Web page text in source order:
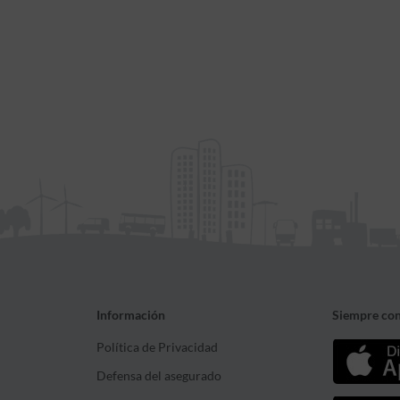
Información
Política de Privacidad
Defensa del asegurado
Siempre